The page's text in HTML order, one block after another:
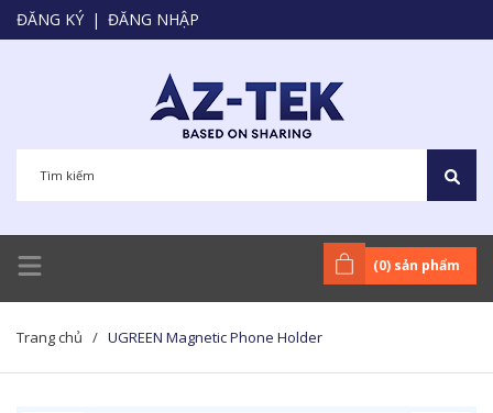
ĐĂNG KÝ | ĐĂNG NHẬP
(0) sản phẩm
Trang chủ / UGREEN Magnetic Phone Holder